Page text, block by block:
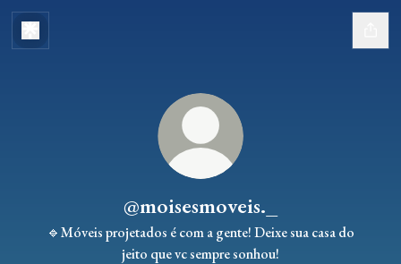
@moisesmoveis._
🔹Móveis projetados é com a gente! Deixe sua casa do
jeito que vc sempre sonhou!